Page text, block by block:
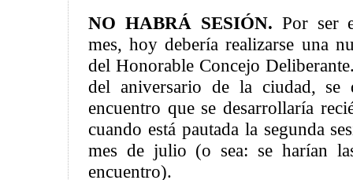
NO HABRÁ SESIÓN. Por ser
mes, hoy debería realizarse una
del Honorable Concejo
del aniversario de la ciudad, se
encuentro que se desarrollaría
cuando está pautada la segunda
mes de julio (o sea: se harían
encuentro).